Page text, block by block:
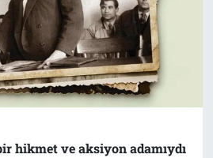
hikmet ve aksiyon adamıydı